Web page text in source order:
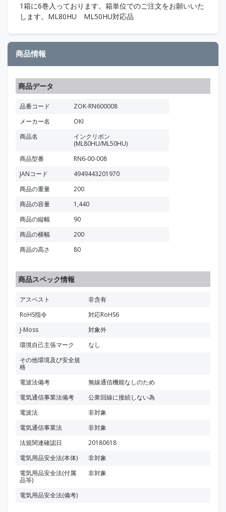
1箱に6巻入っております。箱単位でのご注文をお願いいた
します。ML80HU ML50HU対応品
商品情報
商品データ
品番コード
ZOK-RN600008
メーカー名
OKI
商品名
インクリボン
(ML80HU/ML50HU)
商品型番
RN6-00-008
JANコード
4949443201970
商品の重量
200
商品の容量
1,440
商品の縦幅
90
商品の横幅
200
商品の高さ
80
商品スペック情報
アスベスト
非含有
RoHS指令
対応RoHS6
J-Moss
対象外
環境自己主張マーク
なし
その他環境及び安全規
格
電波法備考
無線通信機能なしのため
電気通信事業法備考
公衆回線に接続しない為
電波法
非対象
電気通信事業法
非対象
法規関連確認日
20180618
電気用品安全法(本体)
非対象
電気用品安全法(付属
品等)
非対象
電気用品安全法(備考)